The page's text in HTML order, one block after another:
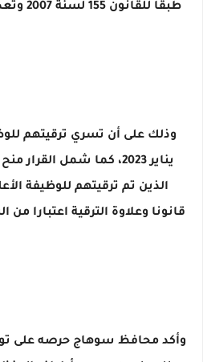
طبقا للقانون 155 لسنة 2007 وتعديلاته، ولائحته التنفيذية.
يناير 2023، كما شمل
الذين تم ترقيتهم للوظيفة
قانونا وعلاوة الترقية اعتبارا من
وأكد محافظ سوهاج حرصه على